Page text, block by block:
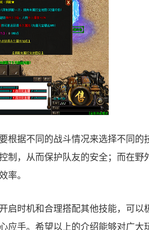
根据不同的战斗情况来选择不同的
制，从而保护队友的安全；而在野
率。
启时机和合理搭配其他技能，可以
应手。希望以上的介绍能够对广大